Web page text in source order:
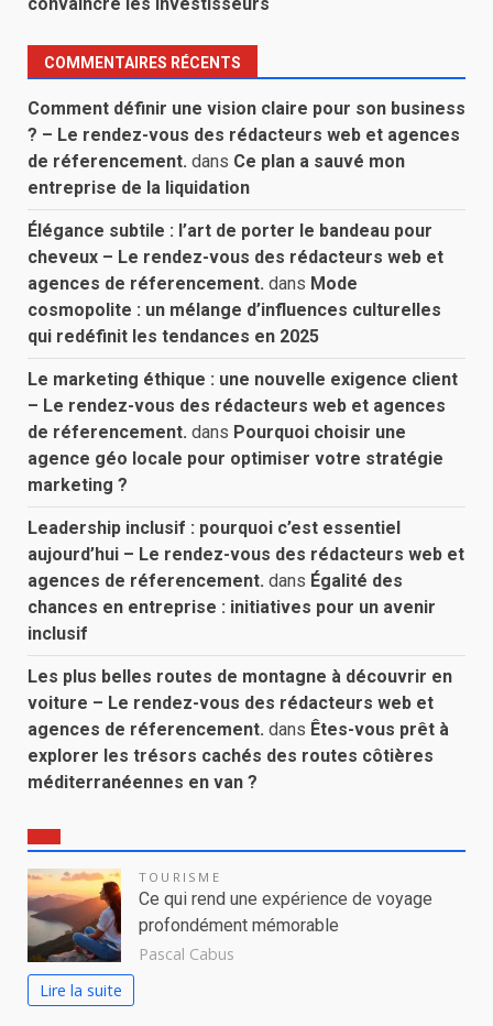
COMMENTAIRES RÉCENTS
Comment définir une vision claire pour son business
? – Le rendez-vous des rédacteurs web et agences
de réferencement. dans Ce plan a sauvé mon
entreprise de la liquidation
Élégance subtile : l’art de porter le bandeau pour
cheveux – Le rendez-vous des rédacteurs web et
agences de réferencement. dans Mode
cosmopolite : un mélange d’influences culturelles
qui redéfinit les tendances en 2025
Le marketing éthique : une nouvelle exigence client
– Le rendez-vous des rédacteurs web et agences
de réferencement. dans Pourquoi choisir une
agence géo locale pour optimiser votre stratégie
marketing ?
Leadership inclusif : pourquoi c’est essentiel
aujourd’hui – Le rendez-vous des rédacteurs web et
agences de réferencement. dans Égalité des
chances en entreprise : initiatives pour un avenir
inclusif
Les plus belles routes de montagne à découvrir en
voiture – Le rendez-vous des rédacteurs web et
agences de réferencement. dans Êtes-vous prêt à
explorer les trésors cachés des routes côtières
méditerranéennes en van ?
TOURISME
Ce qui rend une expérience de voyage
profondément mémorable
Pascal Cabus
Lire la suite